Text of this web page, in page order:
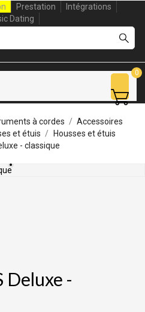
Prestation
Intégrations
Dating
0
à cordes
Accessoires
et étuis
Housses et étuis
- classique
Deluxe -